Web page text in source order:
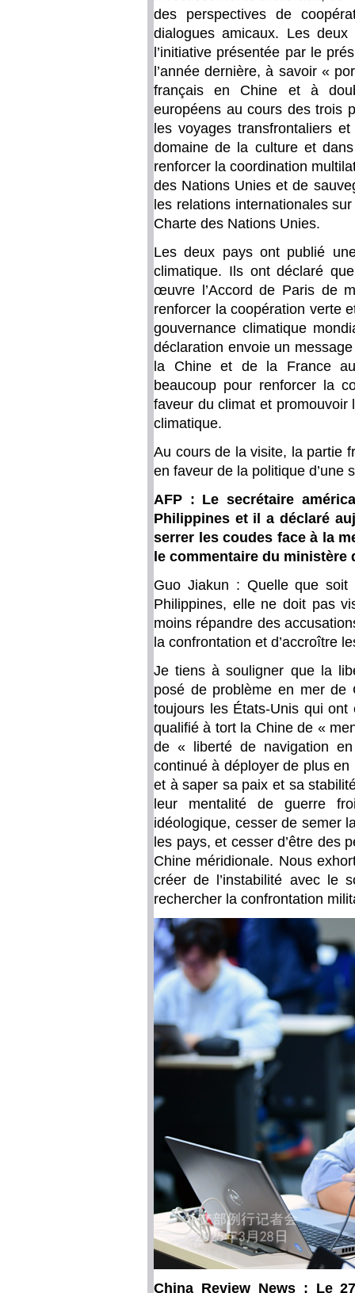
des perspectives de
dialogues amicaux. Les
l’initiative présentée par le
l’année dernière, à savoir «
français en Chine et à
européens au cours des trois
les voyages transfrontaliers
domaine de la culture et
renforcer la coordination
des Nations Unies et de
les relations internationales
Charte des Nations Unies.
Les deux pays ont publié
climatique. Ils ont déclaré
œuvre l’Accord de Paris de
renforcer la coopération verte
gouvernance climatique
déclaration envoie un
la Chine et de la France
beaucoup pour renforcer la
faveur du climat et promouvoir
climatique.
Au cours de la visite, la partie
en faveur de la politique d’une
AFP : Le secrétaire
Philippines et il a déclaré
serrer les coudes face à la
le commentaire du
Guo Jiakun : Quelle que
Philippines, elle ne doit pas
moins répandre des
la confrontation et d’accroître
Je tiens à souligner que la
posé de problème en mer de
toujours les États-Unis qui
qualifié à tort la Chine de «
de « liberté de navigation
continué à déployer de plus
et à saper sa paix et sa
leur mentalité de guerre
idéologique, cesser de semer
les pays, et cesser d’être des
Chine méridionale. Nous
créer de l’instabilité avec le
rechercher la confrontation
China Review News : Le